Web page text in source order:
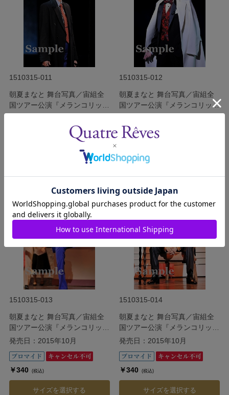
1510315-011
朝夏まなと 舞台写真／宙組全
国ツアー公演『メランコリッ
ク・ジゴロ』『シトラスの風
1510315-012
朝夏まなと 舞台写真／宙組全
国ツアー公演『メランコリッ
ク・ジゴロ』『シトラスの風
III』
1510315-013
朝夏まなと 舞台写真／宙組全
国ツアー公演『メランコリッ
ク・ジゴロ』『シトラスの風
発売日：2015年10月
￥340 (税込)
サイズを選択する
1510315-014
朝夏まなと 舞台写真／宙組全
国ツアー公演『メランコリッ
ク・ジゴロ』『シトラスの風
発売日：2015年10月
￥340 (税込)
サイズを選択する